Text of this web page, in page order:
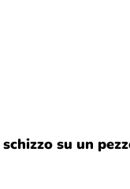
su un